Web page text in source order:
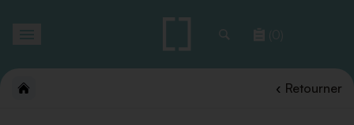
(0)
Retourner